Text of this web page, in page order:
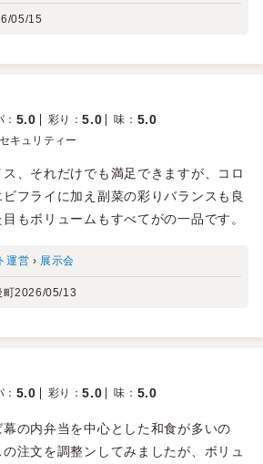
05/15
： 5.0 彩り ：5.0 味 ： 5.0
キュリティー
、それだけでも満足できますが、コロ
フライに加え副菜の彩りバランスも良
もボリュームもすべてがの一品です。
運営 › 展示会
町2026/05/13
： 5.0 彩り ：5.0 味 ： 5.0
の内弁当を中心とした和食が多いの
注文を調整ンしてみましたが、ボリュ